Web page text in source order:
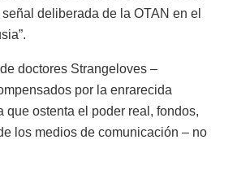
deliberada de la OTAN en el
doctores Strangeloves –
por la enrarecida
que ostenta el poder real, fondos,
los medios de comunicación – no